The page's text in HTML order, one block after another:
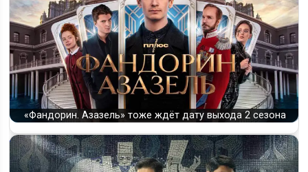
«Фандорин. Азазель» тоже ждёт дату выхода 2 сезона